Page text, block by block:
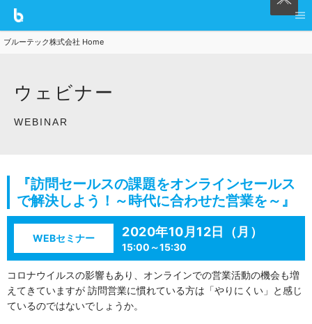
ブルーテック株式会社 Home
ウェビナー
WEBINAR
『訪問セールスの課題をオンラインセールス
で解決しよう！～時代に合わせた営業を～』
WEBセミナー 2020年10月12日（月）
15:00～15:30
コロナウイルスの影響もあり、オンラインでの営業活動の機会も増
えてきていますが 訪問営業に慣れている方は「やりにくい」と感じ
ているのではないでしょうか。